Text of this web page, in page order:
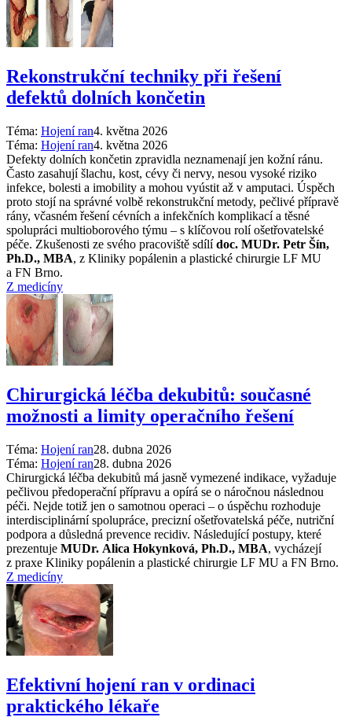
Rekonstrukční techniky při řešení
defektů dolních končetin
Téma: Hojení ran4. května 2026
Téma: Hojení ran4. května 2026
Defekty dolních končetin zpravidla neznamenají jen kožní ránu.
Často zasahují šlachu, kost, cévy či nervy, nesou vysoké riziko
infekce, bolesti a imobility a mohou vyústit až v amputaci. Úspěch
proto stojí na správné volbě rekonstrukční metody, pečlivé přípravě
rány, včasném řešení cévních a infekčních komplikací a těsné
spolupráci multioborového týmu –⁠ s klíčovou rolí ošetřovatelské
péče. Zkušenosti ze svého pracoviště sdílídoc. MUDr. Petr Šín,
Ph.D., MBA, z Kliniky popálenin a plastické chirurgie LF MU
a FN Brno.
Z medicíny
Chirurgická léčba dekubitů: současné
možnosti a limity operačního řešení
Téma: Hojení ran28. dubna 2026
Téma: Hojení ran28. dubna 2026
Chirurgická léčba dekubitů má jasně vymezené indikace, vyžaduje
pečlivou předoperační přípravu a opírá se o náročnou následnou
péči. Nejde totiž jen o samotnou operaci –⁠ o úspěchu rozhoduje
interdisciplinární spolupráce, precizní ošetřovatelská péče, nutriční
podpora a důsledná prevence recidiv. Následující postupy, které
prezentuje MUDr. Alica Hokynková, Ph.D., MBA, vycházejí
z praxe Kliniky popálenin a plastické chirurgie LF MU a FN Brno.
Z medicíny
Efektivní hojení ran v ordinaci
praktického lékaře